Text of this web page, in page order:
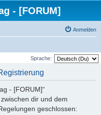
- [FORUM]
Anmelden
Sprache:
- [FORUM]“
dir und dem
geschlossen: